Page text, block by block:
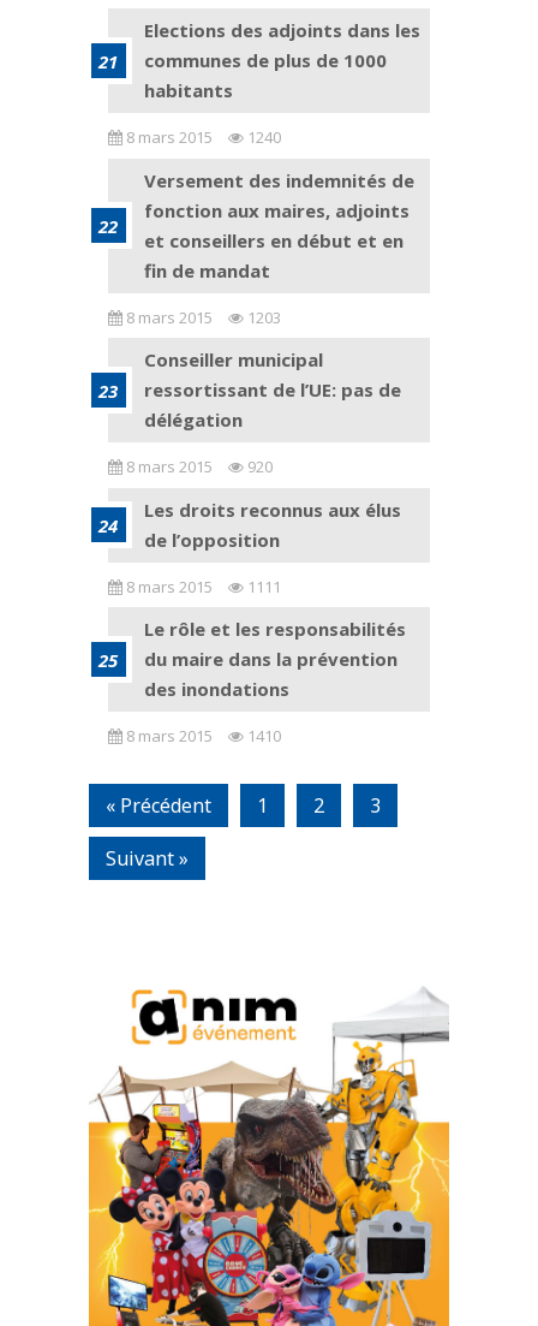
Elections des adjoints dans les
communes de plus de 1000
habitants
8 mars 2015 1240
Versement des indemnités de
fonction aux maires, adjoints
et conseillers en début et en
fin de mandat
8 mars 2015 1203
Conseiller municipal
ressortissant de l’UE: pas de
délégation
8 mars 2015 920
Les droits reconnus aux élus
de l’opposition
8 mars 2015 1111
Le rôle et les responsabilités
du maire dans la prévention
des inondations
8 mars 2015 1410
« Précédent 1 2
3
Suivant »